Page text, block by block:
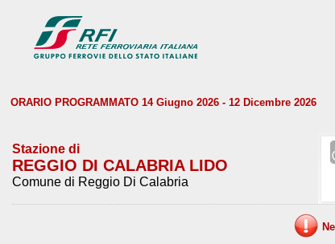
ORARIO PROGRAMMATO 14 Giugno 2026 - 12 Dicembre 2026
Stazione di
REGGIO DI CALABRIA LIDO
Comune di Reggio Di Calabria